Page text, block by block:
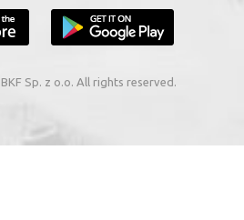
Sp. z o.o. All rights reserved.